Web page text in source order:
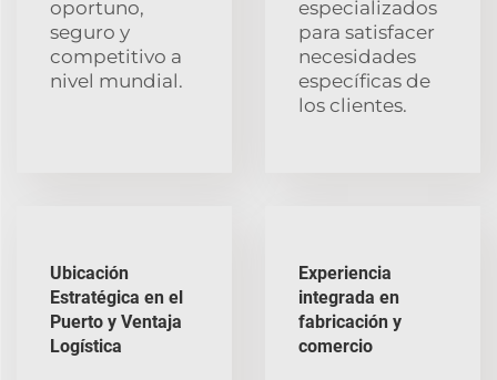
oportuno,
seguro y
competitivo a
nivel mundial.
especializados
para satisfacer
necesidades
específicas de
los clientes.
Ubicación
Estratégica en el
Puerto y Ventaja
Logística
Experiencia
integrada en
fabricación y
comercio